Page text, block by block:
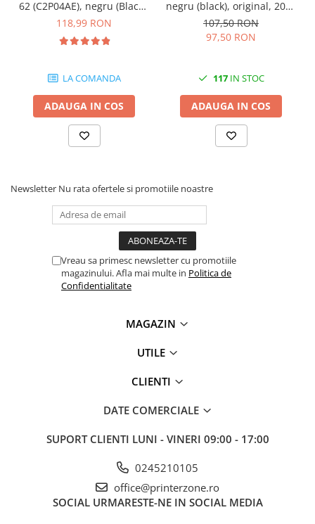
Switch-uri
Access Point-uri
Sisteme Mesh WiFi
Placi de retea
Conectori & mufe retea
Rack-uri & accesorii rack
Injectoare PoE
Modemuri
Antene & amplificatoare semnal
Accesorii retelistica
DAS (Direct Attached Storage)
62 (C2P04AE), negru (Black),
200 pagini
118,99 RON
LA COMANDA
ADAUGA IN COS
negru (black), original, 2000
pagini
107,50 RON
97,50 RON
117IN STOC
ADAUGA IN COS
Newsletter Nu rata ofertele si promotiile noastre
Vreau sa primesc newsletter cu promotiile
magazinului. Afla mai multe in Politica de
Confidentialitate
MAGAZIN
UTILE
CLIENTI
DATE COMERCIALE
SUPORT CLIENTI LUNI - VINERI 09:00 - 17:00
0245210105
office@printerzone.ro
SOCIAL URMARESTE-NE IN SOCIAL MEDIA